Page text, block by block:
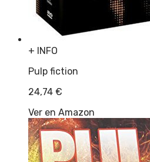
+ INFO
Pulp fiction
24,74 €
Ver en Amazon